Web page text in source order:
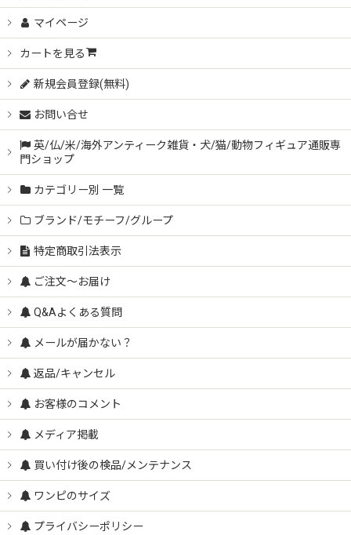
マイページ
カートを見る
新規会員登録(無料)
お問い合せ
英/仏/米/海外アンティーク雑貨・犬/猫/動物フィギュア通販専
門ショップ
カテゴリー別 一覧
ブランド/モチーフ/グループ
特定商取引法表示
ご注文～お届け
Q&Aよくある質問
メールが届かない？
返品/キャンセル
お客様のコメント
メディア掲載
買い付け後の検品/メンテナンス
ワンピのサイズ
プライバシーポリシー